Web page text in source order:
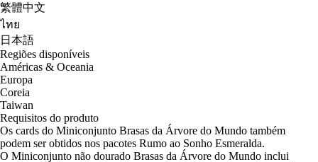
繁體中文
ไทย
日本語
Regiões disponíveis
Américas & Oceania
Europa
Coreia
Taiwan
Requisitos do produto
Os cards do Miniconjunto Brasas da Árvore do Mundo também
podem ser obtidos nos pacotes Rumo ao Sonho Esmeralda.
O Miniconjunto não dourado Brasas da Árvore do Mundo inclui